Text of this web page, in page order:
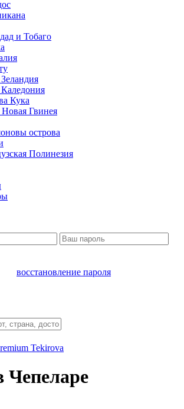
и Тобаго
Кука
Гвинея
острова
Полинезия
восстановление пароля
Tekirova
Чепеларе